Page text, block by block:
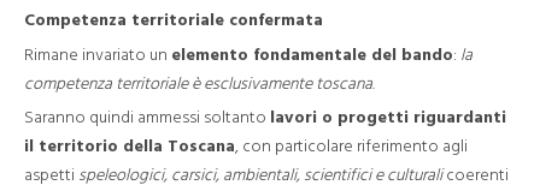
Competenza territoriale confermata
Rimane invariato un elemento fondamentale del bando: la
competenza territoriale è esclusivamente toscana.
Saranno quindi ammessi soltanto lavori o progetti riguardanti
il territorio della Toscana, con particolare riferimento agli
aspetti speleologici, carsici, ambientali, scientifici e culturalicoerenti